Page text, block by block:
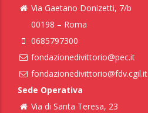
Via Gaetano Donizetti, 7/b
00198 – Roma
0685797300
fondazionedivittorio@pec.it
fondazionedivittorio@fdv.cgil.it
Sede Operativa
Via di Santa Teresa, 23